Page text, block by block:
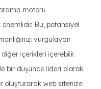
motoru
önemlidir. Bu, potansiyel
vurgulayan
içerikleri içerebilir.
bir düşünce lideri olarak
oluşturarak web sitenize